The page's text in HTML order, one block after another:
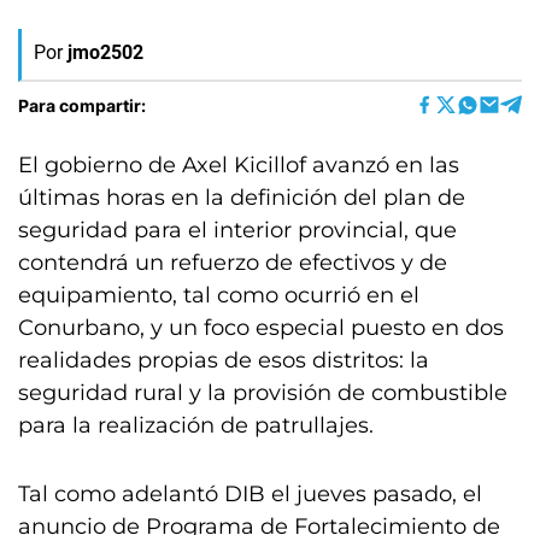
Por jmo2502
Para compartir:
El gobierno de Axel Kicillof avanzó en las
últimas horas en la definición del plan de
seguridad para el interior provincial, que
contendrá un refuerzo de efectivos y de
equipamiento, tal como ocurrió en el
Conurbano, y un foco especial puesto en dos
realidades propias de esos distritos: la
seguridad rural y la provisión de combustible
para la realización de patrullajes.
Tal como adelantó DIB el jueves pasado, el
anuncio de Programa de Fortalecimiento de